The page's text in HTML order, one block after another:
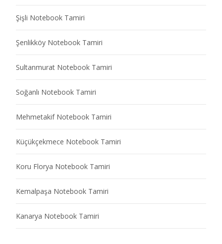
Şişli Notebook Tamiri
Şenlikköy Notebook Tamiri
Sultanmurat Notebook Tamiri
Soğanlı Notebook Tamiri
Mehmetakif Notebook Tamiri
Küçükçekmece Notebook Tamiri
Koru Florya Notebook Tamiri
Kemalpaşa Notebook Tamiri
Kanarya Notebook Tamiri